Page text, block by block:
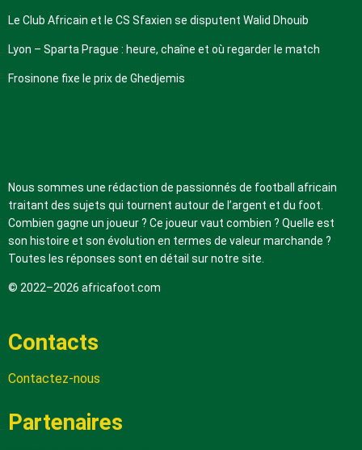
Le Club Africain et le CS Sfaxien se disputent Walid Dhouib
Lyon – Sparta Prague : heure, chaîne et où regarder le match
Frosinone fixe le prix de Ghedjemis
Nous sommes une rédaction de passionnés de football africain
traitant des sujets qui tournent autour de l’argent et du foot.
Combien gagne un joueur ? Ce joueur vaut combien ? Quelle est
son histoire et son évolution en termes de valeur marchande ?
Toutes les réponses sont en détail sur notre site.
© 2022–2026 africafoot.com
Contacts
Contactez-nous
Partenaires